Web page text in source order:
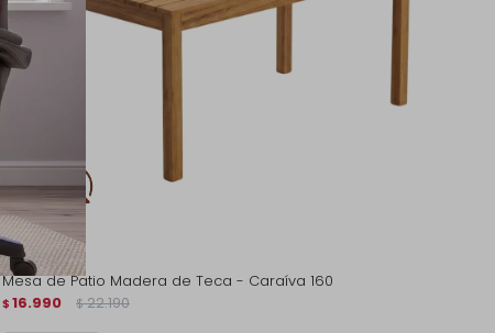
Mesa de Patio Madera de Teca - Caraíva 160
$ 16.990 $ 22.190